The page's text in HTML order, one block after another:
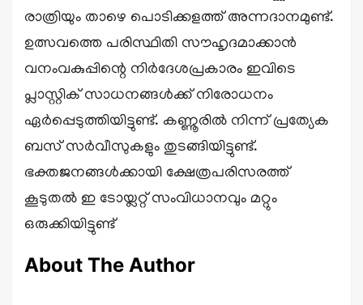
രാത്രിയും താഴെ പൊടിക്കളത്ത് അന്നദാനമുണ്ട്.
ഉത്സവത്തെ പരിസ്ഥിതി സൗഹൃദമാക്കാൻ
വനംവകുപ്പിന്റെ നിർദേശപ്രകാരം ഇവിടെ
പ്ലാസ്റ്റിക് സാധനങ്ങൾക്ക് നിരോധനം
ഏർപ്പെടുത്തിയിട്ടുണ്ട്. കണ്ണൂരിൽ നിന്ന് പ്രത്യേക
ബസ് സർവീസുകളും തുടങ്ങിയിട്ടുണ്ട്.
ഭക്തജനങ്ങൾക്കായി ക്ഷേത്രപരിസരത്ത്
കൂടുതൽ ഇ ടോയ്ലറ്റ് സംവിധാനവും മറ്റും
ഒരുക്കിയിട്ടുണ്ട്
About The Author